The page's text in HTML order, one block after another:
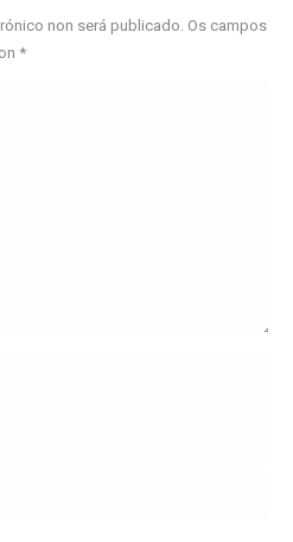
non será publicado. Os campos
*